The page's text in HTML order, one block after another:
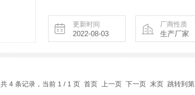
更新时间
2022-08-03
厂商性质
生产厂家
共 4 条记录，当前 1 / 1 页 首页 上一页 下一页 末页 跳转到第